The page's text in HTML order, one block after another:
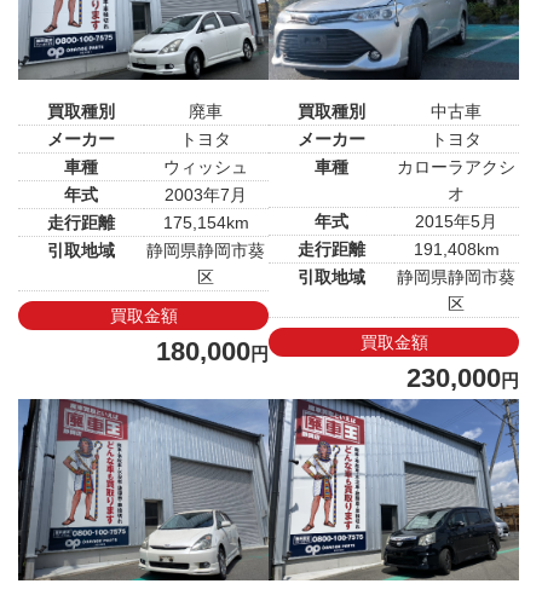
買取種別
廃車
メーカー
トヨタ
車種
ウィッシュ
年式
2003年7月
走行距離
175,154km
引取地域
静岡県静岡市葵
区
買取金額
180,000円
買取種別
中古車
メーカー
トヨタ
車種
カローラアクシ
オ
年式
2015年5月
走行距離
191,408km
引取地域
静岡県静岡市葵
区
買取金額
230,000円